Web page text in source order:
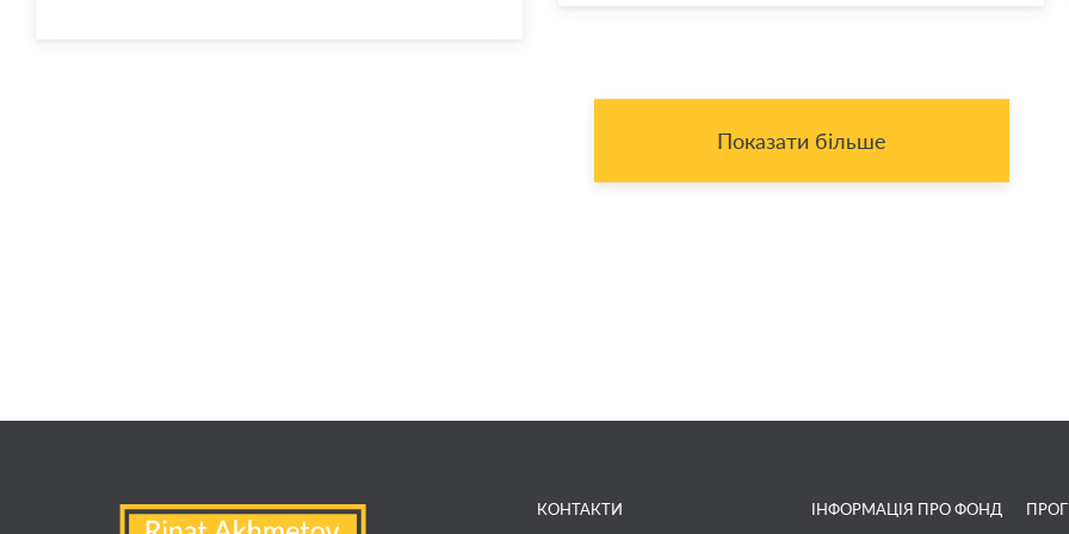
Показати більше
КОНТАКТИ ІНФОРМАЦІЯ ПРО ФОНД